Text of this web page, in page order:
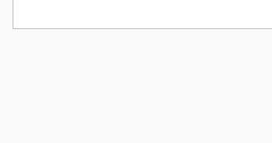
Görüş ve önerileriniz için teşekkür ederiz.